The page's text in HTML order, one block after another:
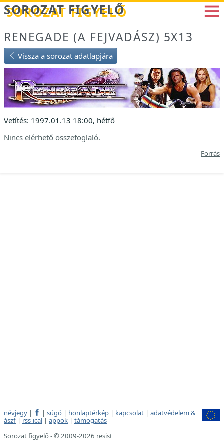
Betöltés...
SOROZAT FIGYELŐ
RENEGADE (A FEJVADÁSZ) 5X13
Vissza a sorozat adatlapjára
Vetítés: 1997.01.13 18:00, hétfő
Nincs elérhető összefoglaló.
Forrás
névjegy | | súgó | honlaptérkép | kapcsolat | adatvédelem &
ászf | rss-ical | appok | támogatás
Sorozat figyelő - © 2009-2026 resist